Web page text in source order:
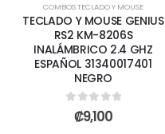
COMBOS TECLADO Y MOUSE
TECLADO Y MOUSE GENIUS
RS2 KM-8206S
INALÁMBRICO 2.4 GHZ
ESPAÑOL 31340017401
NEGRO
out of 5
₡9,100